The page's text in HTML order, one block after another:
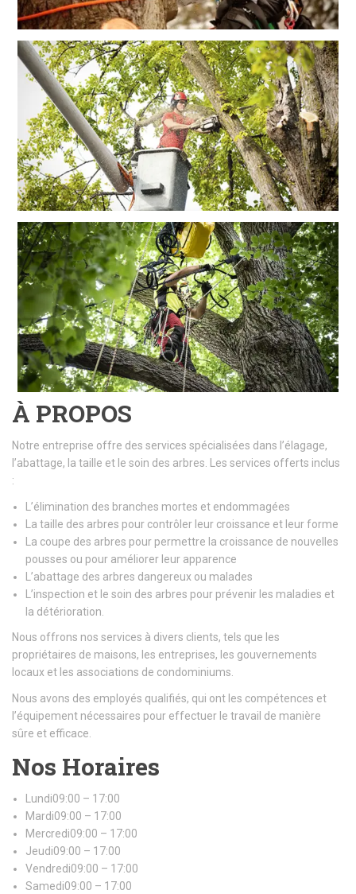
À PROPOS
Notre entreprise offre des services spécialisées dans l’élagage,
l’abattage, la taille et le soin des arbres. Les services offerts inclus
:
L’élimination des branches mortes et endommagées
La taille des arbres pour contrôler leur croissance et leur forme
La coupe des arbres pour permettre la croissance de nouvelles
pousses ou pour améliorer leur apparence
L’abattage des arbres dangereux ou malades
L’inspection et le soin des arbres pour prévenir les maladies et
la détérioration.
Nous offrons nos services à divers clients, tels que les
propriétaires de maisons, les entreprises, les gouvernements
locaux et les associations de condominiums.
Nous avons des employés qualifiés, qui ont les compétences et
l’équipement nécessaires pour effectuer le travail de manière
sûre et efficace.
Nos Horaires
Lundi09:00 – 17:00
Mardi09:00 – 17:00
Mercredi09:00 – 17:00
Jeudi09:00 – 17:00
Vendredi09:00 – 17:00
Samedi09:00 – 17:00